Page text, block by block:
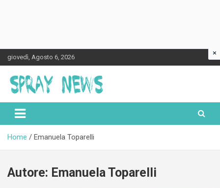
Skip
to
content
giovedì, Agosto 6, 2026
Spraynews.it
Home Emanuela Toparelli
Autore: Emanuela Toparelli
×